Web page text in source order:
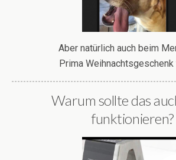
Aber natürlich auch beim
Prima Weihnachtsgeschenk
Warum sollte das
funktionieren?